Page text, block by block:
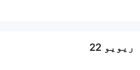
منفی جائزے
ریویو